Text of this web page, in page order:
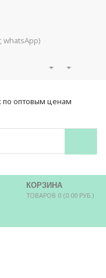
whatsApp)
КОРЗИНА
ТОВАРОВ 0 (0.00 РУБ.)